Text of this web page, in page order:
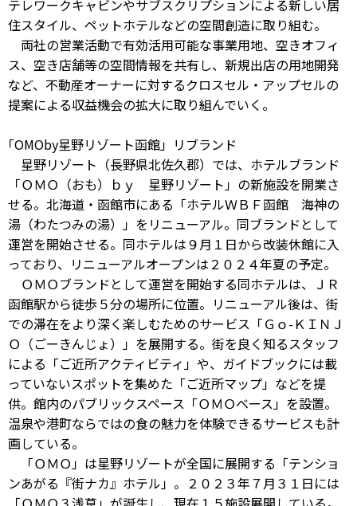
テレワークキャビンやサブスクリプションによる新しい居
住スタイル、ペットホテルなどの空間創造に取り組む。
両社の営業活動で有効活用可能な事業用地、空きオフィ
ス、空き店舗等の空間情報を共有し、新規出店の用地開発
など、不動産オーナーに対するクロスセル・アップセルの
提案による収益機会の拡大に取り組んでいく。
｢OMOby星野リゾート函館」リブランド
星野リゾート（長野県北佐久郡）では、ホテルブランド
「ＯＭＯ（おも）ｂｙ 星野リゾート」の新施設を開業さ
せる。北海道・函館市にある「ホテルＷＢＦ函館 海神の
湯（わたつみの湯）」をリニューアル。同ブランドとして
運営を開始させる。同ホテルは９月１日から改装休館に入
っており、リニューアルオープンは２０２４年夏の予定。
ＯＭＯブランドとして運営を開始する同ホテルは、ＪＲ
函館駅から徒歩５分の場所に位置。リニューアル後は、街
での滞在をより深く楽しむためのサービス「Ｇｏ-ＫＩＮＪ
Ｏ（ごーきんじょ）」を展開する。街を良く知るスタッフ
による「ご近所アクティビティ」や、ガイドブックには載
っていないスポットを集めた「ご近所マップ」などを提
供。館内のパブリックスペース「ＯＭＯベース」を設置。
温泉や港町ならではの食の魅力を体験できるサービスも計
画している。
「ＯＭＯ」は星野リゾートが全国に展開する「テンショ
ンあがる『街ナカ』ホテル」。２０２３年７月３１日には